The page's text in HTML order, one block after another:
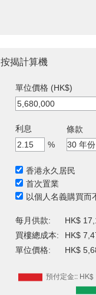
按揭計算機
單位價格 (HK$)
利息
%
條款
香港永久居民
首次置業
以個人名義購買而
每月供款:
HK$
買樓總成本:
HK$
單位價格:
HK$